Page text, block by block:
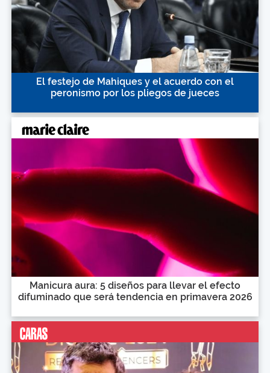
El festejo de Mahiques y el acuerdo con el
peronismo por los pliegos de jueces
Manicura aura: 5 diseños para llevar el efecto
difuminado que será tendencia en primavera 2026